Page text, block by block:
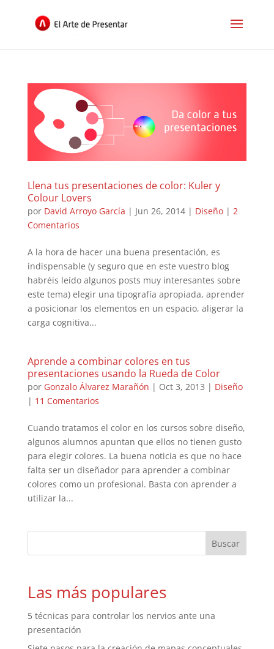
Llena tus presentaciones de color: Kuler y
Colour Lovers
por David Arroyo García | Jun 26, 2014| Diseño| 2
Comentarios
A la hora de hacer una buena presentación, es
indispensable (y seguro que en este vuestro blog
habréis leído algunos posts muy interesantes sobre
este tema) elegir una tipografía apropiada, aprender
a posicionar los elementos en un espacio, aligerar la
carga cognitiva...
Aprende a combinar colores en tus
presentaciones usando la Rueda de Color
por Gonzalo Álvarez Marañón | Oct 3, 2013 | Diseño
| 11 Comentarios
Cuando tratamos el color en los cursos sobre diseño,
algunos alumnos apuntan que ellos no tienen gusto
para elegir colores. La buena noticia es que no hace
falta ser un diseñador para aprender a combinar
colores como un profesional. Basta con aprender a
utilizar la...
Las más populares
5 técnicas para controlar los nervios ante una
presentación